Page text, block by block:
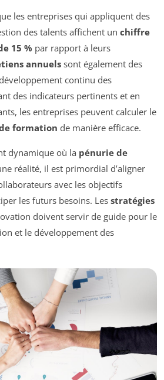
les entreprises qui appliquent des
des talents affichent un chiffre
15 % par rapport à leurs
annuelssont également des
continu des
des indicateurs pertinents et en
les entreprises peuvent calculer le
formation de manière efficace.
dynamique où la pénurie de
réalité, il est primordial d’aligner
avec les objectifs
les futurs besoins. Les stratégies
doivent servir de guide pour le
et le développement des